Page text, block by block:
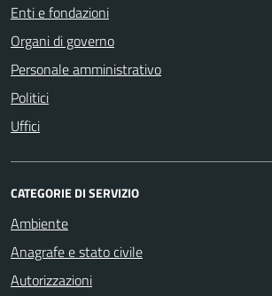
Enti e fondazioni
Organi di governo
Personale amministrativo
Politici
Uffici
CATEGORIE DI SERVIZIO
Ambiente
Anagrafe e stato civile
Autorizzazioni